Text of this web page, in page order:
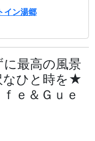
イン湯郷
最高の風景
なひと時を★
ｅ＆Ｇｕｅ